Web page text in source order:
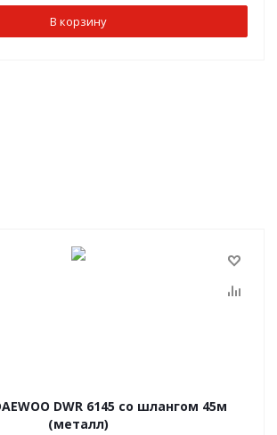
В корзину
DWR 6145 со шлангом 45м
(металл)